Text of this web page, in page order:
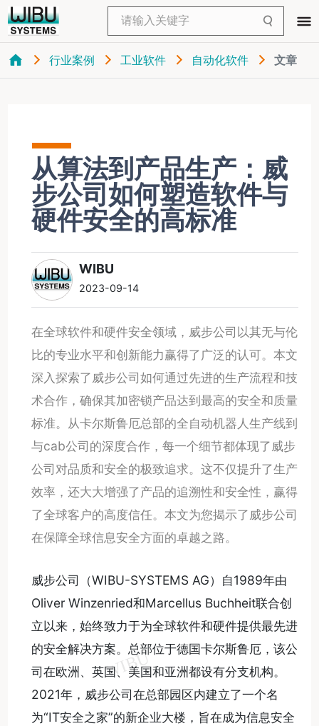
行业案例 工业软件 自动化软件 文章
从算法到产品生产：威
步公司如何塑造软件与
硬件安全的高标准
WIBU
2023-09-14
在全球软件和硬件安全领域，威步公司以其无与伦
比的专业水平和创新能力赢得了广泛的认可。本文
深入探索了威步公司如何通过先进的生产流程和技
术合作，确保其加密锁产品达到最高的安全和质量
标准。从卡尔斯鲁厄总部的全自动机器人生产线到
与cab公司的深度合作，每一个细节都体现了威步
公司对品质和安全的极致追求。这不仅提升了生产
效率，还大大增强了产品的追溯性和安全性，赢得
了全球客户的高度信任。本文为您揭示了威步公司
在保障全球信息安全方面的卓越之路。
威步公司（WIBU-SYSTEMS AG）自1989年由
Oliver Winzenried和Marcellus Buchheit联合创
立以来，始终致力于为全球软件和硬件提供最先进
的安全解决方案。总部位于德国卡尔斯鲁厄，该公
司在欧洲、英国、美国和亚洲都设有分支机构。
2021年，威步公司在总部园区内建立了一个名
为“IT安全之家”的新企业大楼，旨在成为信息安全